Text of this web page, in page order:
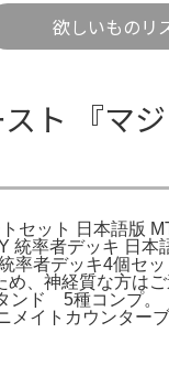
欲しいものリ
ト 『マジ
セット 日本語版
率者デッキ 日本
率者デッキ4個セ
、神経質な方は
ド 5種コンプ。
メイトカウンター